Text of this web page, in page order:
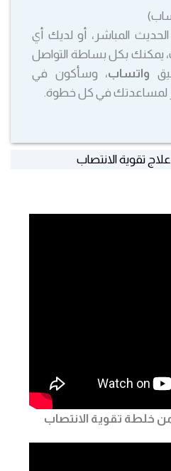
المباشر، أو لديك أي
يمكنك بكل بساطة التواصل
واتساب، وسأكون في
لمساعدتك في كل خطوة.
تقوية الانتصاب
خلطة تقوية الانتصاب